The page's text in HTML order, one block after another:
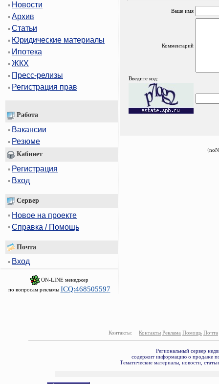
Новости
Архив
Статьи
Юридические материалы
Ипотека
ЖКХ
Пресс-релизы
Регистрация прав
Работа
Вакансии
Резюме
Кабинет
Регистрация
Вход
Сервер
Новое на проекте
Справка / Помощь
Почта
Вход
ON-LINE менеджер
по вопросам рекламы ICQ:468505597
Ваше имя
Комментарий
Введите код:
Контакты: Контакты Реклама Помощь Почта
Региональный сервер
содержит информацию о продаже
Тематические материалы, новости,